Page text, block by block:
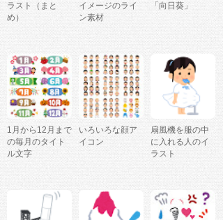
ラスト（まと
め）
イメージのライ
ン素材
「向日葵」
1月から12月まで
の毎月のタイト
ル文字
いろいろな顔ア
イコン
扇風機を服の中
に入れる人のイ
ラスト